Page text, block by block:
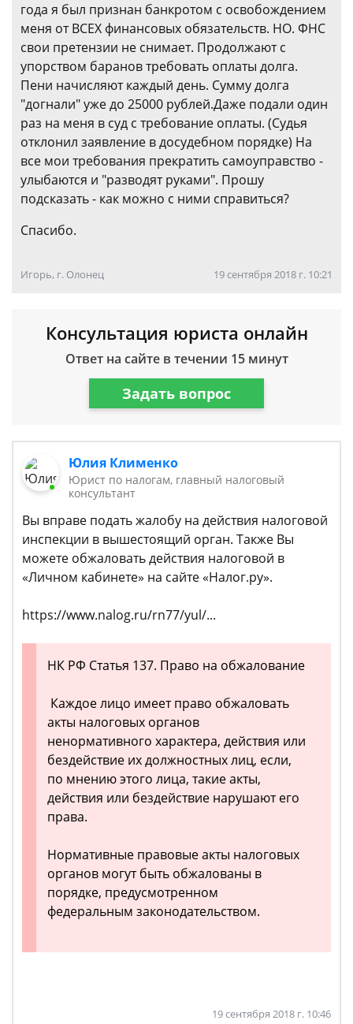
года я был признан банкротом с освобождением
меня от ВСЕХ финансовых обязательств. НО. ФНС
свои претензии не снимает. Продолжают с
упорством баранов требовать оплаты долга.
Пени начисляют каждый день. Сумму долга
"догнали" уже до 25000 рублей.Даже подали один
раз на меня в суд с требование оплаты. (Судья
отклонил заявление в досудебном порядке) На
все мои требования прекратить самоуправство -
улыбаются и "разводят руками". Прошу
подсказать - как можно с ними справиться?
Спасибо.
Игорь, г. Олонец 19 сентября 2018 г. 10:21
Консультация юриста онлайн
Ответ на сайте в течении 15 минут
Задать вопрос
Юлия Клименко
Юрист по налогам, главный налоговый
консультант
Вы вправе подать жалобу на действия налоговой
инспекции в вышестоящий орган. Также Вы
можете обжаловать действия налоговой в
«Личном кабинете» на сайте «Налог.ру».
https://www.nalog.ru/rn77/yul/...
НК РФ Статья 137. Право на обжалование
Каждое лицо имеет право обжаловать
акты налоговых органов
ненормативного характера, действия или
бездействие их должностных лиц, если,
по мнению этого лица, такие акты,
действия или бездействие нарушают его
права.
Нормативные правовые акты налоговых
органов могут быть обжалованы в
порядке, предусмотренном
федеральным законодательством.
19 сентября 2018 г. 10:46